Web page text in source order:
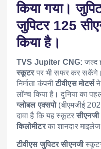
किया गया।
जुपिटर 125
किया है।
TVS Jupiter CNG:जल्द
स्कूटरपर भी सफर कर सकेंगे।
निर्माता कंपनीटीवीएस मोटर्सने
लॉन्च किया है। दुनिया का
ग्लोबल एक्सपो (बीएमजीई
दावा है कि यह स्कूटरसीएनजी
किलोमीटरका शानदार माइलेज
टीवीएस जुपिटर सीएनजी